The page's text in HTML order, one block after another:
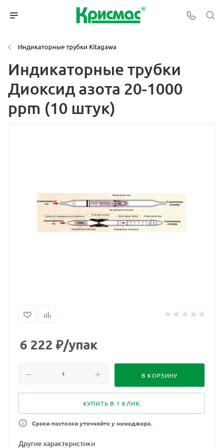
Индикаторные трубки Kitagawa
Индикаторные трубки
Диоксид азота 20-1000
ppm (10 штук)
6 222 ₽/упак
В КОРЗИНУ
КУПИТЬ В 1 КЛИК
Сроки поставки уточняйте у менеджера.
Другие характеристики